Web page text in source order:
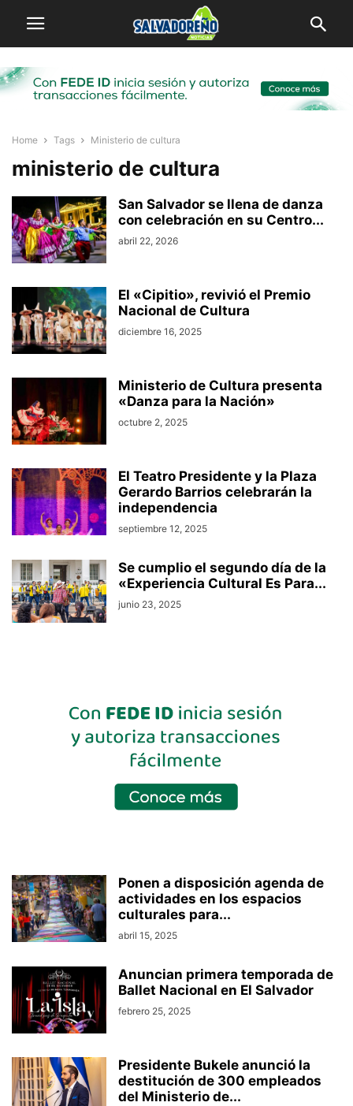
Home Tags Ministerio de cultura
ministerio de cultura
San Salvador se llena de danza
con celebración en su Centro...
abril 22, 2026
El «Cipitio», revivió el Premio
Nacional de Cultura
diciembre 16, 2025
Ministerio de Cultura presenta
«Danza para la Nación»
octubre 2, 2025
El Teatro Presidente y la Plaza
Gerardo Barrios celebrarán la
independencia
septiembre 12, 2025
Se cumplio el segundo día de la
«Experiencia Cultural Es Para...
junio 23, 2025
Ponen a disposición agenda de
actividades en los espacios
culturales para...
abril 15, 2025
Anuncian primera temporada de
Ballet Nacional en El Salvador
febrero 25, 2025
Presidente Bukele anunció la
destitución de 300 empleados
del Ministerio de...